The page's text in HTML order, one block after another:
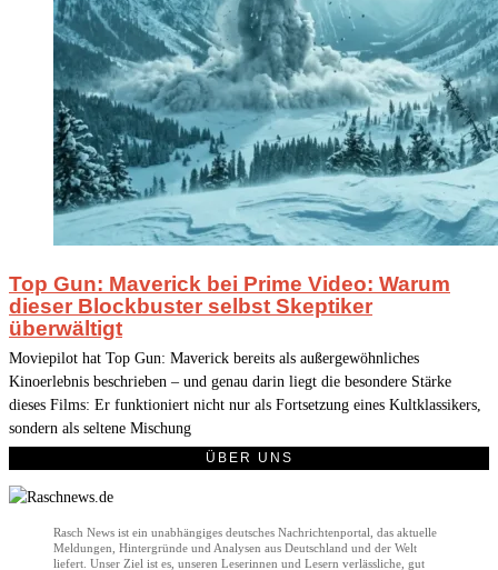
Top Gun: Maverick bei Prime Video: Warum
dieser Blockbuster selbst Skeptiker
überwältigt
Moviepilot hat Top Gun: Maverick bereits als außergewöhnliches
Kinoerlebnis beschrieben – und genau darin liegt die besondere Stärke
dieses Films: Er funktioniert nicht nur als Fortsetzung eines Kultklassikers,
sondern als seltene Mischung
ÜBER UNS
Rasch News ist ein unabhängiges deutsches Nachrichtenportal, das aktuelle
Meldungen, Hintergründe und Analysen aus Deutschland und der Welt
liefert. Unser Ziel ist es, unseren Leserinnen und Lesern verlässliche, gut